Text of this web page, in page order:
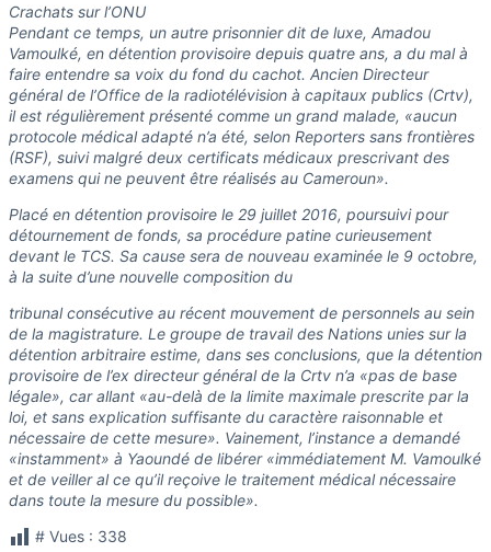
Crachats sur l’ONU
Pendant ce temps, un autre prisonnier dit de luxe, Amadou
Vamoulké, en détention provisoire depuis quatre ans, a du mal à
faire entendre sa voix du fond du cachot. Ancien Directeur
général de l’Office de la radiotélévision à capitaux publics (Crtv),
il est régulièrement présenté comme un grand malade, «aucun
protocole médical adapté n’a été, selon Reporters sans frontières
(RSF), suivi malgré deux certificats médicaux prescrivant des
examens qui ne peuvent être réalisés au Cameroun».
Placé en détention provisoire le 29 juillet 2016, poursuivi pour
détournement de fonds, sa procédure patine curieusement
devant le TCS. Sa cause sera de nouveau examinée le 9 octobre,
à la suite d’une nouvelle composition du
tribunal consécutive au récent mouvement de personnels au sein
de la magistrature. Le groupe de travail des Nations unies sur la
détention arbitraire estime, dans ses conclusions, que la détention
provisoire de l’ex directeur général de la Crtv n’a «pas de base
légale», car allant «au-delà de la limite maximale prescrite par la
loi, et sans explication suffisante du caractère raisonnable et
nécessaire de cette mesure». Vainement, l’instance a demandé
«instamment» à Yaoundé de libérer «immédiatement M. Vamoulké
et de veiller al ce qu’il reçoive le traitement médical nécessaire
dans toute la mesure du possible».
# Vues : 338